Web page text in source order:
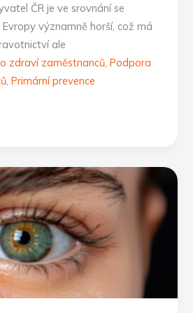
ČR je ve srovnání se
významně horší, což má
ale
zdraví zaměstnanců ,Podpora
,Primární prevence